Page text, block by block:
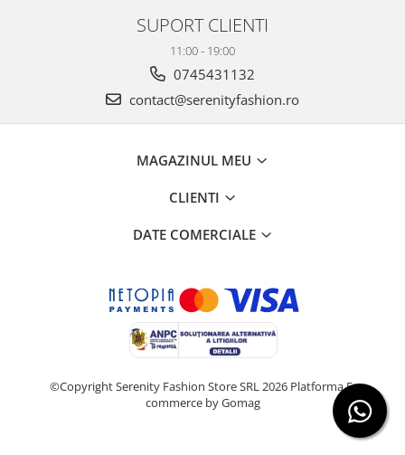
SUPORT CLIENTI
11:00 - 19:00
0745431132
contact@serenityfashion.ro
MAGAZINUL MEU
CLIENTI
DATE COMERCIALE
©Copyright Serenity Fashion Store SRL 2026 Platforma E-
commerce by Gomag